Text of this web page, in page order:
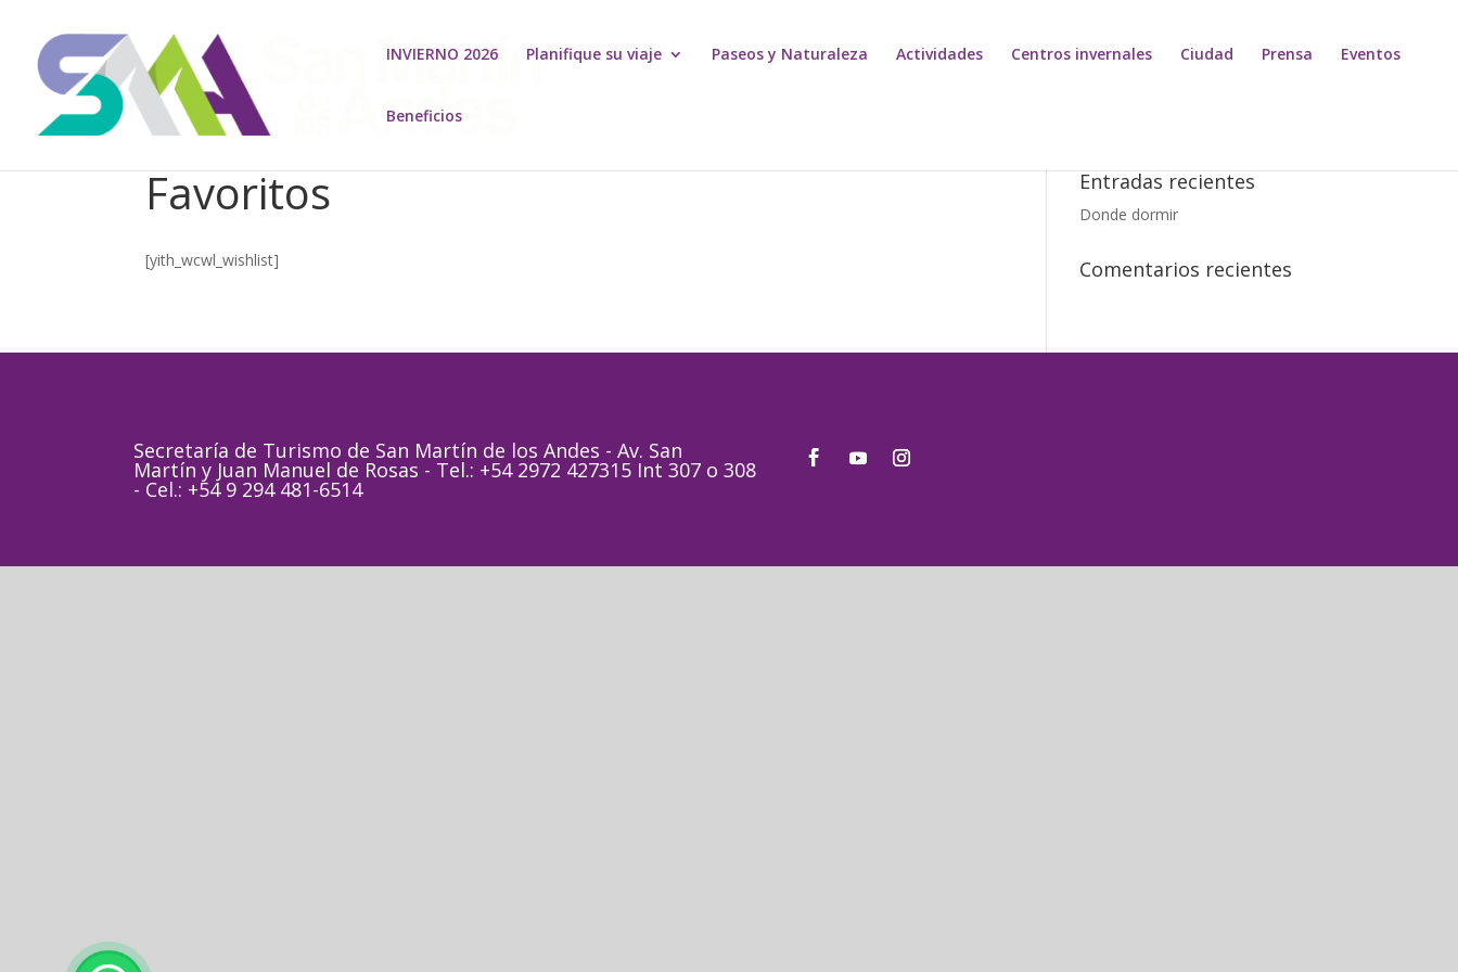
INVIERNO 2026 Planifique su viaje Paseos y Naturaleza Actividades Centros invernales Ciudad Prensa Eventos
Beneficios
Favoritos
[yith_wcwl_wishlist]
Entradas recientes
Donde dormir
Comentarios recientes
Secretaría de Turismo de San Martín de los Andes - Av. San
Martín y Juan Manuel de Rosas - Tel.: +54 2972 427315 Int 307 o 308
- Cel.: +54 9 294 481-6514